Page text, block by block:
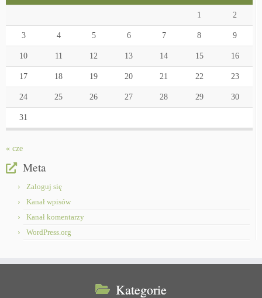
1 2
3 4 5 6 7 8 9
10 11 12 13 14 15 16
17 18 19 20 21 22 23
24 25 26 27 28 29 30
31
« cze
Meta
Zaloguj się
Kanał wpisów
Kanał komentarzy
WordPress.org
Kategorie